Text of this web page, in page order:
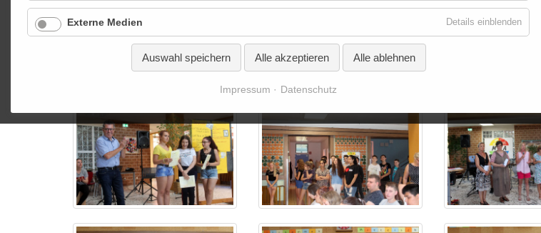
Externe Medien Details einblendenfür
Auswahl speichern Alle akzeptieren Alle ablehnen
Impressum Datenschutz